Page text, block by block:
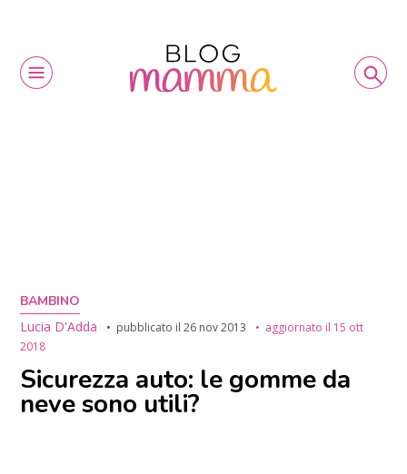
BAMBINO
Lucia D'Adda
pubblicato il26 nov 2013 aggiornato il 15 ott
2018
Sicurezza auto: le gomme da
neve sono utili?